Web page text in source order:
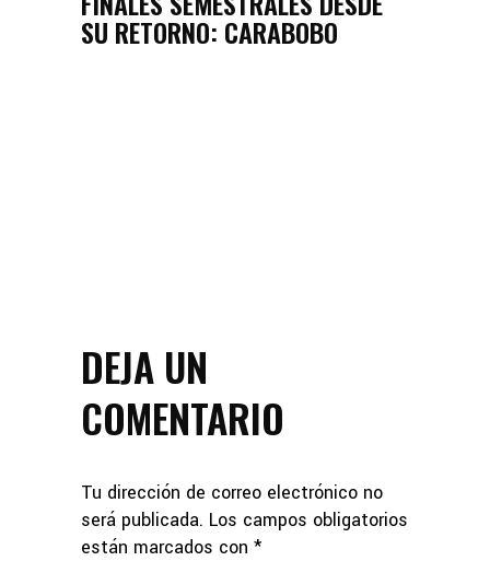
SU RETORNO: CARABOBO
DEJA UN
COMENTARIO
Tu dirección de correo electrónico no
será publicada. Los campos obligatorios
están marcados con *